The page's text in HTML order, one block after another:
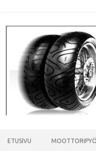
content
ETUSIVU